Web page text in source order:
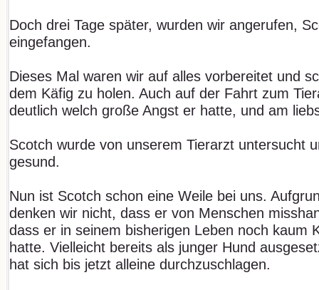
Doch drei Tage später, wurden wir angerufen,
eingefangen.
Dieses Mal waren wir auf alles vorbereitet und
dem Käfig zu holen. Auch auf der Fahrt zum
deutlich welch große Angst er hatte, und am
Scotch wurde von unserem Tierarzt untersucht
gesund.
Nun ist Scotch schon eine Weile bei uns.
denken wir nicht, dass er von Menschen
dass er in seinem bisherigen Leben noch kaum
hatte. Vielleicht bereits als junger Hund
hat sich bis jetzt alleine durchzuschlagen.